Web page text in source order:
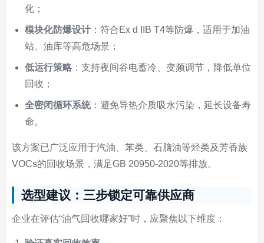
化；
模块化防爆设计：符合Ex d IIB T4等防爆，适用于加油
站、油库等高危场景；
低运行策略：支持夜间谷电蓄冷、变频调节，降低单位
回收；
全密闭循环系统：避免导热介质吸水污染，延长设备寿
命。
该方案已广泛应用于汽油、苯类、石脑油等烃类及芳香族
VOCs的回收场景，满足GB 20950-2020等排放。
选型建议：三步锁定可靠供应商
企业在评估“油气回收哪家好”时，应聚焦以下维度：